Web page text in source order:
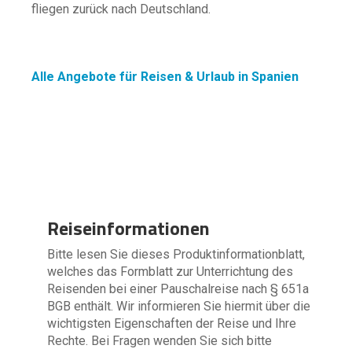
fliegen zurück nach Deutschland.
Alle Angebote für Reisen & Urlaub in Spanien
Reiseinformationen
Bitte lesen Sie dieses Produktinformationblatt,
welches das Formblatt zur Unterrichtung des
Reisenden bei einer Pauschalreise nach § 651a
BGB enthält. Wir informieren Sie hiermit über die
wichtigsten Eigenschaften der Reise und Ihre
Rechte. Bei Fragen wenden Sie sich bitte